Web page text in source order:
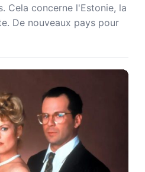
Cela concerne l'Estonie, la
De nouveaux pays pour